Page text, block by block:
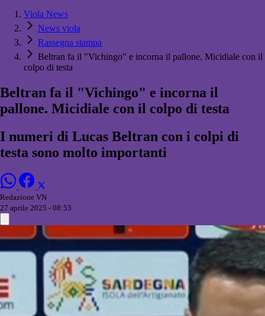
Viola News
News viola
Rassegna stampa
Beltran fa il "Vichingo" e incorna il pallone. Micidiale con il
colpo di testa
Beltran fa il "Vichingo" e incorna il
pallone. Micidiale con il colpo di testa
I numeri di Lucas Beltran con i colpi di
testa sono molto importanti
Redazione VN
27 aprile 2025 - 08:53